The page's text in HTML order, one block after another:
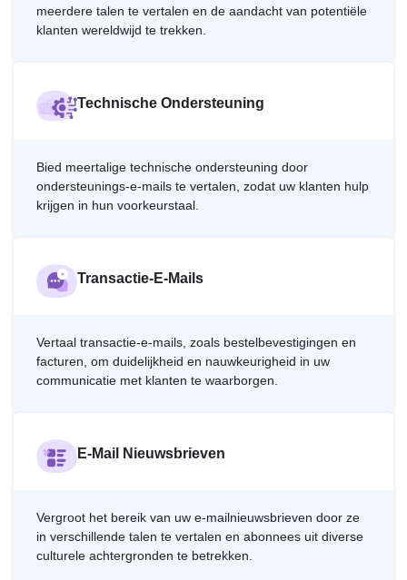
meerdere talen te vertalen en de aandacht van potentiële
klanten wereldwijd te trekken.
Technische Ondersteuning
Bied meertalige technische ondersteuning door
ondersteunings-e-mails te vertalen, zodat uw klanten hulp
krijgen in hun voorkeurstaal.
Transactie-E-Mails
Vertaal transactie-e-mails, zoals bestelbevestigingen en
facturen, om duidelijkheid en nauwkeurigheid in uw
communicatie met klanten te waarborgen.
E-Mail Nieuwsbrieven
Vergroot het bereik van uw e-mailnieuwsbrieven door ze
in verschillende talen te vertalen en abonnees uit diverse
culturele achtergronden te betrekken.